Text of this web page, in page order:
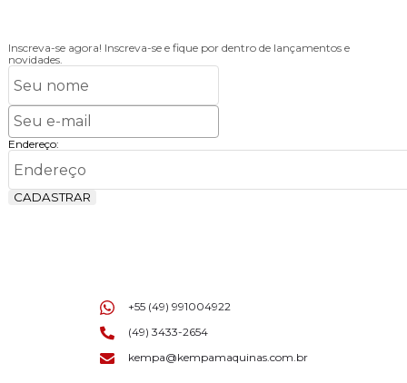
Inscreva-se agora! Inscreva-se e fique por dentro de lançamentos e
novidades.
Endereço:
CADASTRAR
+55 (49) 991004922
(49) 3433-2654
kempa@kempamaquinas.com.br